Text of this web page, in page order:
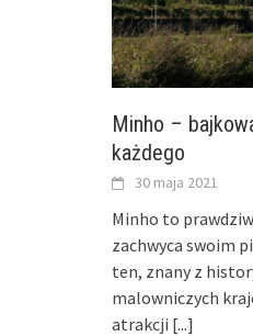
Minho –
każdego
30 maja 2021
Minho to
zachwyca swoim
ten, znany z
malowniczych
atrakcji [...]